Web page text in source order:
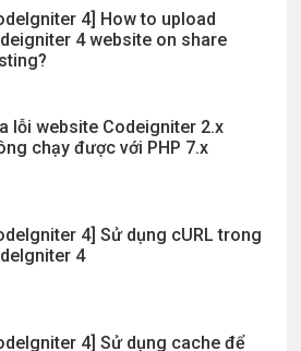
4] How to upload
4 website on share
lỗi website Codeigniter 2.x
chạy được với PHP 7.x
4] Sử dụng cURL trong
4
4] Sử dụng cache để